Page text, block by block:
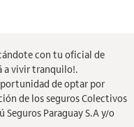
con tu oficial de
a vivir tranquilo!.
de optar por
de los seguros Colectivos
Seguros Paraguay S.A y/o